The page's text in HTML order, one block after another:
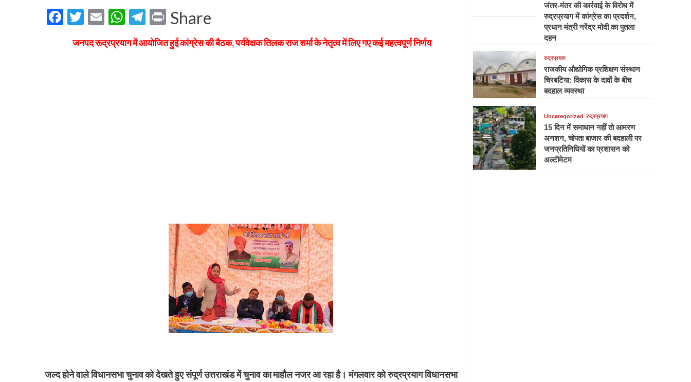
Facebook
Twitter
EmailWhatsApp
Telegram
Print
Share
जनपद रूद्रप्रयाग में आयोजित हुई कांग्रेस की बैठक, पर्यवेक्षक तिलक राज शर्मा के नेतृत्व में लिए गए कई महत्वपूर्ण निर्णय
जल्द होने वाले विधानसभा चुनाव को देखते हुए संपूर्ण उत्तराखंड में चुनाव का माहौल नजर आ रहा है। मंगलवार को रुद्रप्रयाग विधानसभा
जंतर-मंतर की कार्रवाई के विरोध में
रुद्रप्रयाग में कांग्रेस का प्रदर्शन,
प्रधान मंत्री नरेंद्र मोदी का पुतला
दहन
रुद्रप्रयाग
राजकीय औद्योगिक प्रशिक्षण संस्थान
चिरबटिया: विकास के दावों के बीच
बदहाल व्यवस्था
Uncategorized रुद्रप्रयाग
15 दिन में समाधान नहीं तो आमरण
अनशन, चोपता बाजार की बदहाली पर
जनप्रतिनिधियों का प्रशासन को
अल्टीमेटम